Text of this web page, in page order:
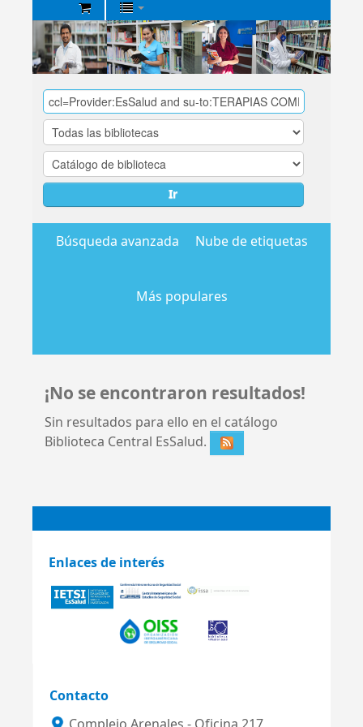
Biblioteca
Central
EsSalud
Ir
Búsqueda avanzada Nube de etiquetas
Más populares
¡No se encontraron resultados!
Sin resultados para ello en el catálogo
Biblioteca Central EsSalud.
Enlaces de interés
Contacto